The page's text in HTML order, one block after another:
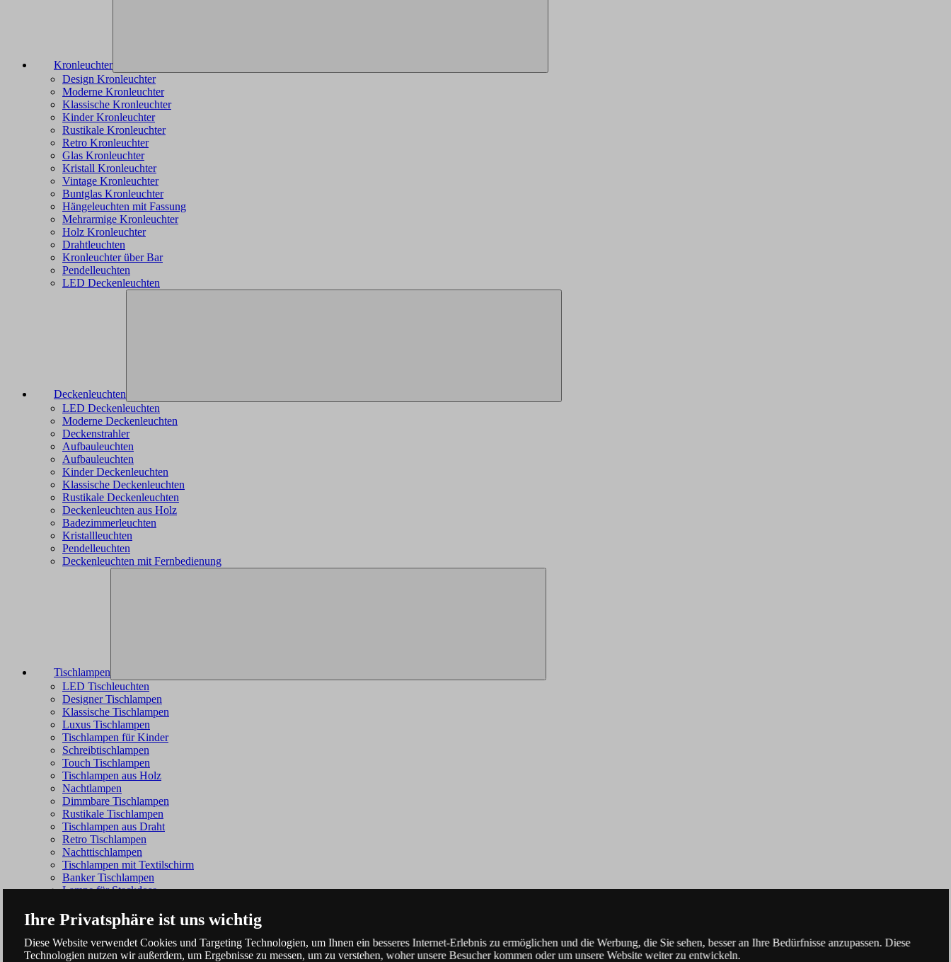
Kronleuchter
Design Kronleuchter
Moderne Kronleuchter
Klassische Kronleuchter
Kinder Kronleuchter
Rustikale Kronleuchter
Retro Kronleuchter
Glas Kronleuchter
Kristall Kronleuchter
Vintage Kronleuchter
Buntglas Kronleuchter
Hängeleuchten mit Fassung
Mehrarmige Kronleuchter
Holz Kronleuchter
Drahtleuchten
Kronleuchter über Bar
Pendelleuchten
LED Deckenleuchten
Deckenleuchten
LED Deckenleuchten
Moderne Deckenleuchten
Deckenstrahler
Aufbauleuchten
Aufbauleuchten
Kinder Deckenleuchten
Klassische Deckenleuchten
Rustikale Deckenleuchten
Deckenleuchten aus Holz
Badezimmerleuchten
Kristallleuchten
Pendelleuchten
Deckenleuchten mit Fernbedienung
Tischlampen
LED Tischleuchten
Designer Tischlampen
Klassische Tischlampen
Luxus Tischlampen
Tischlampen für Kinder
Schreibtischlampen
Touch Tischlampen
Tischlampen aus Holz
Nachtlampen
Dimmbare Tischlampen
Rustikale Tischlampen
Tischlampen aus Draht
Retro Tischlampen
Nachttischlampen
Tischlampen mit Textilschirm
Banker Tischlampen
Lampe für Steckdose
Ihre Privatsphäre ist uns wichtig
Diese Website verwendet Cookies und Targeting Technologien, um Ihnen ein besseres Internet-Erlebnis zu ermöglichen und die Werbung, die Sie sehen, besser an Ihre Bedürfnisse anzupassen. Diese
Technologien nutzen wir außerdem, um Ergebnisse zu messen, um zu verstehen, woher unsere Besucher kommen oder um unsere Website weiter zu entwickeln.